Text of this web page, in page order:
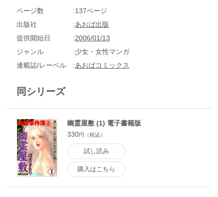
ページ数
137ページ
出版社
あおば出版
提供開始日
2006/01/13
ジャンル
少女・女性マンガ
連載誌/レーベル
あおばコミックス
同シリーズ
幽霊屋敷 (1) 電子書籍版
330円（税込）
試し読み
購入はこちら